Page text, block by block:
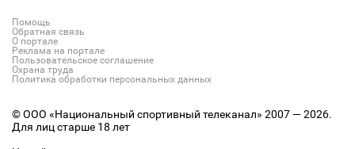
Помощь
Обратная связь
О портале
Реклама на портале
Пользовательское соглашение
Охрана труда
Политика обработки персональных данных
© ООО «Национальный спортивный телеканал» 2007 — 2026.
Для лиц старше 18 лет